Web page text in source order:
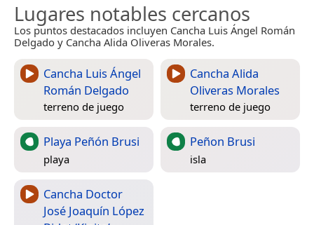
Lugares notables cercanos
Los puntos destacados incluyen Cancha Luis Ángel Román
Delgado y Cancha Alida Oliveras Morales.
Cancha Luis Ángel
Román Delgado
terreno de juego
Cancha Alida
Oliveras Morales
terreno de juego
Playa Peñón Brusi
playa
Peñon Brusi
isla
Cancha Doctor
José Joaquín López